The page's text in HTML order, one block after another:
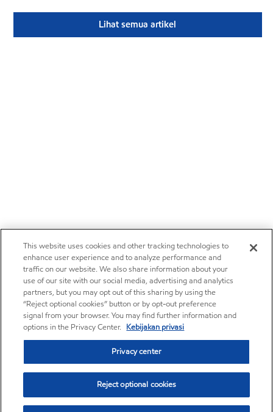
Lihat semua artikel
This website uses cookies and other tracking technologies to
enhance user experience and to analyze performance and
traffic on our website. We also share information about your
use of our site with our social media, advertising and analytics
partners, but you may opt out of this sharing by using the
“Reject optional cookies” button or by opt-out preference
signal from your browser. You may find further information and
options in the Privacy Center. Kebijakan privasi
Privacy center
Reject optional cookies